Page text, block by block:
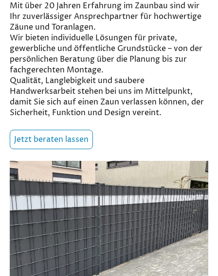
Mit über 20 Jahren Erfahrung im Zaunbau sind wir
Ihr zuverlässiger Ansprechpartner für hochwertige
Zäune und Toranlagen.
Wir bieten individuelle Lösungen für private,
gewerbliche und öffentliche Grundstücke – von der
persönlichen Beratung über die Planung bis zur
fachgerechten Montage.
Qualität, Langlebigkeit und saubere
Handwerksarbeit stehen bei uns im Mittelpunkt,
damit Sie sich auf einen Zaun verlassen können, der
Sicherheit, Funktion und Design vereint.
Jetzt beraten lassen